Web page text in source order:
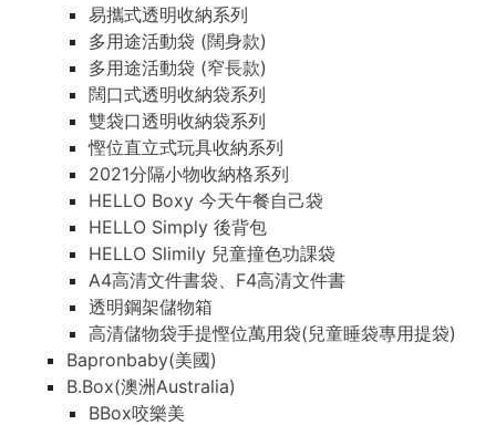
易攜式透明收納系列
多用途活動袋 (闊身款)
多用途活動袋 (窄長款)
闊口式透明收納袋系列
雙袋口透明收納袋系列
慳位直立式玩具收納系列
2021分隔小物收納格系列
HELLO Boxy 今天午餐自己袋
HELLO Simply 後背包
HELLO Slimily 兒童撞色功課袋
A4高清文件書袋、F4高清文件書
透明鋼架儲物箱
高清儲物袋手提慳位萬用袋(兒童睡袋專用提袋)
Bapronbaby(美國)
B.Box(澳洲Australia)
BBox咬樂美